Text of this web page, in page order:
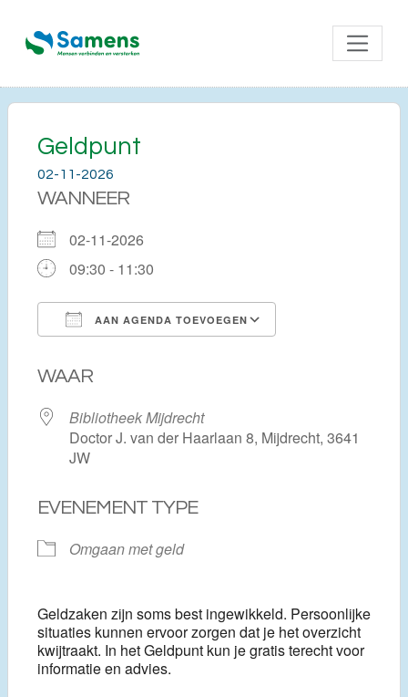
Geldpunt
02-11-2026
WANNEER
02-11-2026
09:30 - 11:30
AAN AGENDA TOEVOEGEN
WAAR
Bibliotheek Mijdrecht
Doctor J. van der Haarlaan 8, Mijdrecht, 3641
JW
EVENEMENT TYPE
Omgaan met geld
Geldzaken zijn soms best ingewikkeld. Persoonlijke
situaties kunnen ervoor zorgen dat je het overzicht
kwijtraakt. In het Geldpunt kun je gratis terecht voor
informatie en advies.